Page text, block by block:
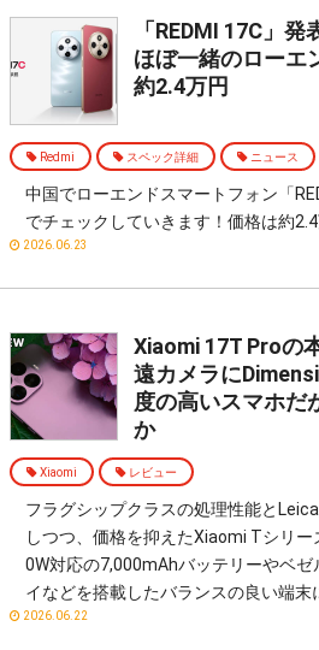
「REDMI 17C」
ほぼ一緒のローエ
約2.4万円
Redmi スペック詳細 ニュース
中国でローエンドスマートフォン「
でチェックしていきます！価格は約2.4
2026.06.23
Xiaomi 17T Proの
遠カメラに
度の高いスマホだ
か
Xiaomi レビュー
フラグシップクラスの処理性能と
しつつ、価格を抑えたXiaomi Tシリ
0W対応の7,000mAhバッテリーやベ
イなどを搭載したバランスの良い端末
2026.06.22